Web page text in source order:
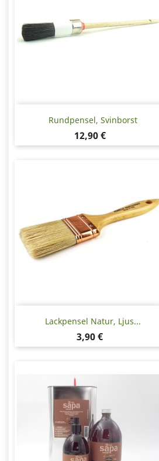
Rundpensel, Svinborst
Pris
12,90 €
Lackpensel Natur, Ljus...
Pris
3,90 €